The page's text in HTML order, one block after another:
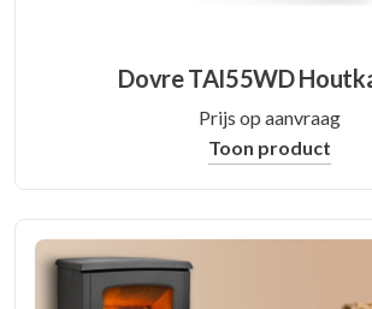
Dovre TAI55WD
Prijs op aanvraag
Toon product